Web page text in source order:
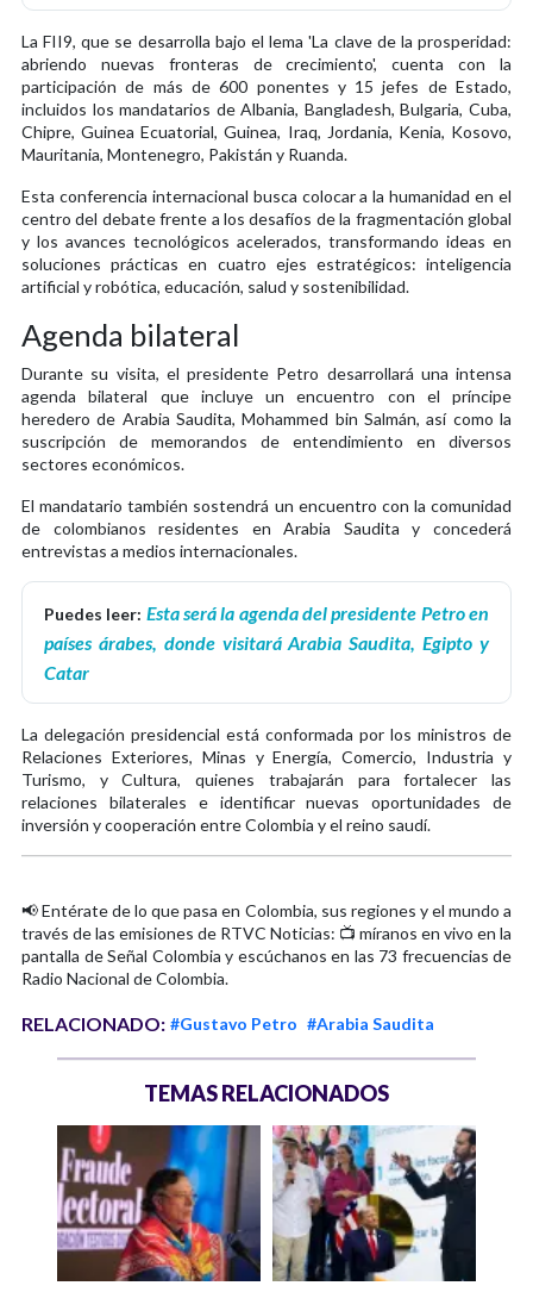
La FII9, que se desarrolla bajo el lema 'La clave de la prosperidad:
abriendo nuevas fronteras de crecimiento', cuenta con la
participación de más de 600 ponentes y 15 jefes de Estado,
incluidos los mandatarios de Albania, Bangladesh, Bulgaria, Cuba,
Chipre, Guinea Ecuatorial, Guinea, Iraq, Jordania, Kenia, Kosovo,
Mauritania, Montenegro, Pakistán y Ruanda.
Esta conferencia internacional busca colocar a la humanidad en el
centro del debate frente a los desafíos de la fragmentación global
y los avances tecnológicos acelerados, transformando ideas en
soluciones prácticas en cuatro ejes estratégicos: inteligencia
artificial y robótica, educación, salud y sostenibilidad.
Agenda bilateral
Durante su visita, el presidente Petro desarrollará una intensa
agenda bilateral que incluye un encuentro con el príncipe
heredero de Arabia Saudita, Mohammed bin Salmán, así como la
suscripción de memorandos de entendimiento en diversos
sectores económicos.
El mandatario también sostendrá un encuentro con la comunidad
de colombianos residentes en Arabia Saudita y concederá
entrevistas a medios internacionales.
Puedes leer: Esta será la agenda del presidente Petro en
países árabes, donde visitará Arabia Saudita, Egipto y
Catar
La delegación presidencial está conformada por los ministros de
Relaciones Exteriores, Minas y Energía, Comercio, Industria y
Turismo, y Cultura, quienes trabajarán para fortalecer las
relaciones bilaterales e identificar nuevas oportunidades de
inversión y cooperación entre Colombia y el reino saudí.
📢 Entérate de lo que pasa en Colombia, sus regiones y el mundo a
través de las emisiones de RTVC Noticias: 📺 míranos en vivo en la
pantalla de Señal Colombia y escúchanos en las 73 frecuencias de
Radio Nacional de Colombia.
RELACIONADO: #Gustavo Petro #Arabia Saudita
TEMAS RELACIONADOS